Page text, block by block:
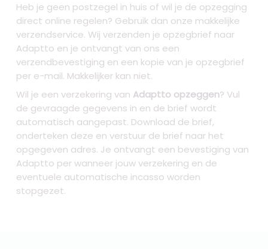
Heb je geen postzegel in huis of wil je de opzegging
direct online regelen? Gebruik dan onze makkelijke
verzendservice. Wij verzenden je opzegbrief naar
Adaptto en je ontvangt van ons een
verzendbevestiging en een kopie van je opzegbrief
per e-mail. Makkelijker kan niet.
Wil je een verzekering van Adaptto opzeggen? Vul
de gevraagde gegevens in en de brief wordt
automatisch aangepast. Download de brief,
onderteken deze en verstuur de brief naar het
opgegeven adres. Je ontvangt een bevestiging van
Adaptto per wanneer jouw verzekering en de
eventuele automatische incasso worden
stopgezet.